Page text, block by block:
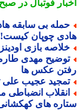
فوتبال در صبح
بی سابقه هادی
چوپان کیست!
بازی اودینزه ۱ - بارسلونا ۰
مهدی طارمی
عکس ها
عجیب علی
انضباطی
های کهکشانی